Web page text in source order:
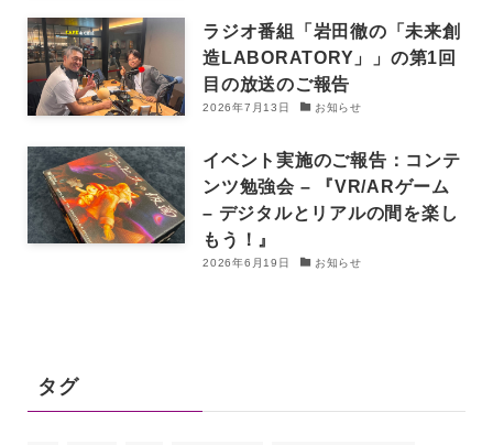
ラジオ番組「岩田徹の「未来創
造LABORATORY」」の第1回
目の放送のご報告
2026年7月13日 お知らせ
イベント実施のご報告：コンテ
ンツ勉強会 – 『VR/ARゲーム
– デジタルとリアルの間を楽し
もう！』
2026年6月19日 お知らせ
タグ